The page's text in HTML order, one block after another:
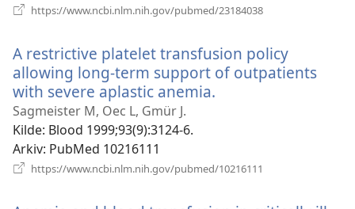
https://www.ncbi.nlm.nih.gov/pubmed/23184038
A restrictive platelet transfusion policy
allowing long-term support of outpatients
with severe aplastic anemia.
Sagmeister M, Oec L, Gmür J.
Kilde‎: Blood 1999;93(9):3124-6.
Arkiv‎: PubMed 10216111
https://www.ncbi.nlm.nih.gov/pubmed/10216111